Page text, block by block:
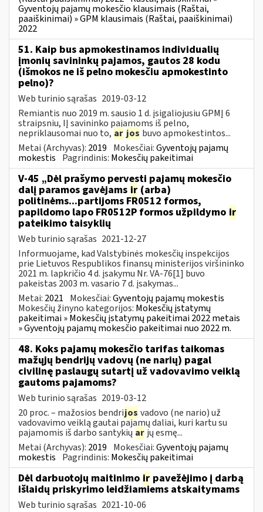
Gyventojų pajamų mokesčio klausimais (Raštai,
paaiškinimai) » GPM klausimais (Raštai, paaiškinimai)
2022
51. Kaip bus apmokestinamos individualių
įmonių savininkų pajamos, gautos 28 kodu
(išmokos ne iš pelno mokesčiu apmokestinto
pelno)?
Web turinio sąrašas 2019-03-12
Remiantis nuo 2019 m. sausio 1 d. įsigaliojusiu GPMĮ 6
straipsniu, IĮ savininko pajamoms iš pelno,
nepriklausomai nuo to, ar jos buvo apmokestintos...
Metai (Archyvas): 2019 Mokesčiai:Gyventojų pajamų
mokestis Pagrindinis: Mokesčių pakeitimai
V-45 „Dėl prašymo pervesti pajamų mokesčio
dalį paramos gavėjams ir (arba)
politinėms...partijoms FR0512 formos,
papildomo lapo FR0512P formos užpildymo ir
pateikimo taisyklių
Web turinio sąrašas 2021-12-27
Informuojame, kad Valstybinės mokesčių inspekcijos
prie Lietuvos Respublikos finansų ministerijos viršininko
2021 m. lapkričio 4 d. įsakymu Nr. VA-76[1] buvo
pakeistas 2003 m. vasario 7 d. įsakymas...
Metai: 2021 Mokesčiai:Gyventojų pajamų mokestis
Mokesčių žinyno kategorijos: Mokesčių įstatymų
pakeitimai » Mokesčių įstatymų pakeitimai 2022 metais
» Gyventojų pajamų mokesčio pakeitimai nuo 2022 m.
48. Koks pajamų mokesčio tarifas taikomas
mažųjų bendrijų vadovų (ne narių) pagal
civilinę paslaugų sutartį už vadovavimo veiklą
gautoms pajamoms?
Web turinio sąrašas 2019-03-12
20 proc. – mažosios bendrijos vadovo (ne nario) už
vadovavimo veiklą gautai pajamų daliai, kuri kartu su
pajamomis iš darbo santykių ar jų esmę...
Metai (Archyvas): 2019 Mokesčiai:Gyventojų pajamų
mokestis Pagrindinis: Mokesčių pakeitimai
Dėl darbuotojų maitinimo ir pavežėjimo į darbą
išlaidų priskyrimo leidžiamiems atskaitymams
Web turinio sąrašas 2021-10-06